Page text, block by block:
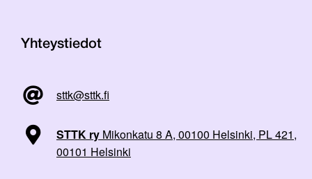
Yhteystiedot
sttk@sttk.fi
STTK ry Mikonkatu 8 A, 00100 Helsinki, PL 421,
00101 Helsinki